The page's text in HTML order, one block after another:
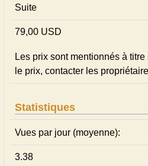
Suite
79,00 USD
Les prix sont mentionnés à
le prix, contacter les
Statistiques
Vues par jour (moyenne):
3.38